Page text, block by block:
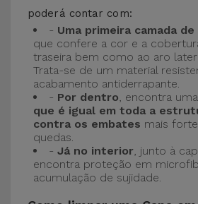
poderá contar com:
- Uma primeira camada
que confere a cor e a
traseira bem como ao aro
Trata-se de um material
acabamento antiderrapante.
- Por dentro, encontra uma
que é igual em toda a
contra os embates mais
quedas.
- Já no interior, junto à
encontra proteção em
acumulação de sujidade.